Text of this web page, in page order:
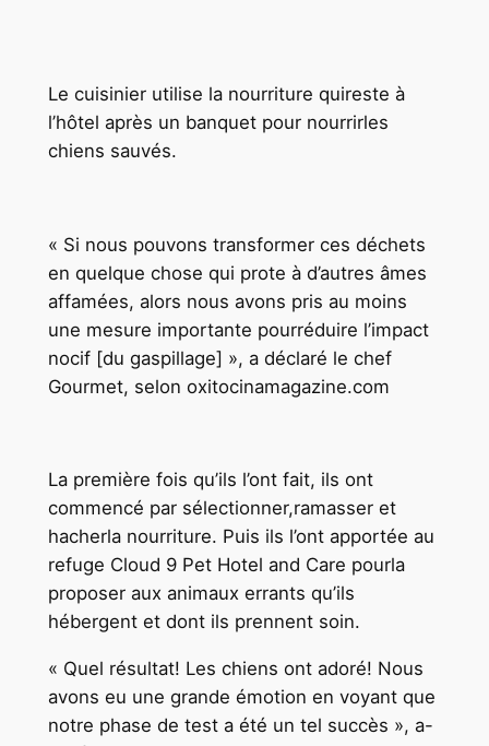
Le cuisinier utilise la nourriture quireste à
l’hôtel après un banquet pour nourrirles
chiens sauvés.
« Si nous pouvons transformer ces déchets
en quelque chose qui prote à d’autres âmes
affamées, alors nous avons pris au moins
une mesure importante pourréduire l’impact
nocif [du gaspillage] », a déclaré le chef
Gourmet, selon oxitocinamagazine.com
La première fois qu’ils l’ont fait, ils ont
commencé par sélectionner,ramasser et
hacherla nourriture. Puis ils l’ont apportée au
refuge Cloud 9 Pet Hotel and Care pourla
proposer aux animaux errants qu’ils
hébergent et dont ils prennent soin.
« Quel résultat! Les chiens ont adoré! Nous
avons eu une grande émotion en voyant que
notre phase de test a été un tel succès », a-